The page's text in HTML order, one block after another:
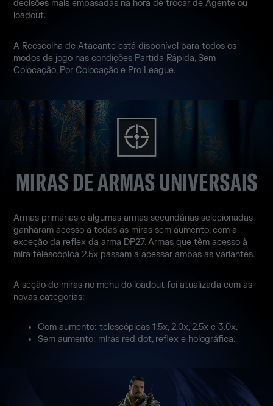
decisões mais embasadas na hora de trocar de Agente ou
loadout.
A Reescolha de Atacante está disponível para todos os
modos de jogo nas condições Partida Rápida, Sem
Colocação, Por Colocação e Pro League.
MIRAS DE ARMAS UNIVERSAIS
Armas primárias e algumas armas secundárias selecionadas
ganharam acesso a todas as miras sem aumento, com a
exceção da reflex da arma DP27. Armas que têm acesso à
mira telescópica 2.5x passam a acessar ambas as variantes.
A seção de miras no menu do loadout foi atualizada com as
novas categorias:
Com aumento: telescópicas 1.5x, 2.0x, 2.5x e 3.0x.
Sem aumento: miras red dot, reflex e holográfica.